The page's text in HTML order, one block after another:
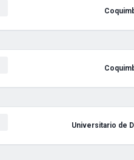
Universitario de